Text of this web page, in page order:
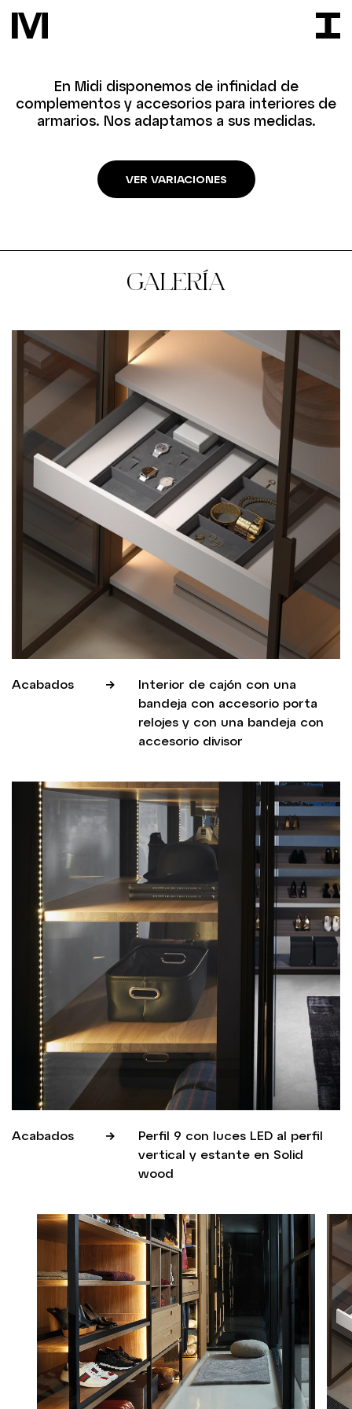
En Midi disponemos de infinidad de
complementos y accesorios para interiores de
armarios. Nos adaptamos a sus medidas.
VER VARIACIONES
GALERÍA
Acabados
Interior de cajón con una
bandeja con accesorio porta
relojes y con una bandeja con
accesorio divisor
Acabados
Perfil 9 con luces LED al perfil
vertical y estante en Solid
wood